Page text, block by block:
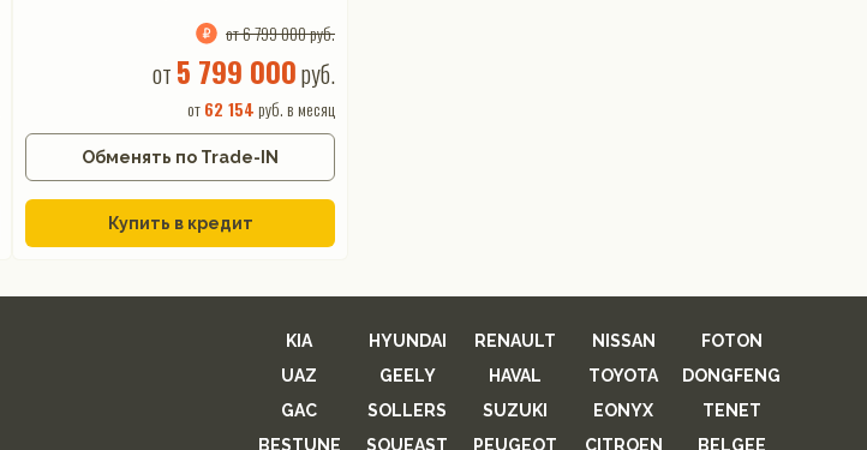
от 6 799 000 руб.
от 5 799 000руб.
от62 154 руб. в месяц
Обменять по Trade-IN
Купить в кредит
KIA HYUNDAI RENAULT NISSAN
FOTON
UAZ
GEELY HAVAL TOYOTA
DONGFENG
GAC
SOLLERS SUZUKI EONYX
TENET
BESTUNE
SOUEAST PEUGEOT CITROEN BELGEE